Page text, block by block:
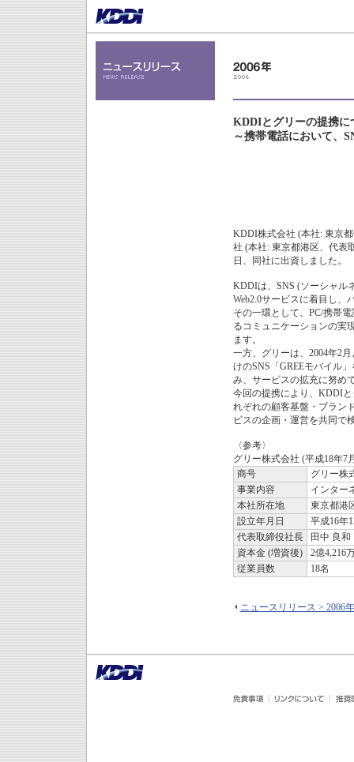
KDDIとグリーの提携に
～携帯電話において、
KDDI株式会社 (本社: 東京
社 (本社: 東京都港区、代表
日、同社に出資しました。
KDDIは、SNS (ソーシャル
Web2.0サービスに着目し
その一環として、PC/携帯
るコミュニケーションの実
ます。
一方、グリーは、2004年2
けのSNS「GREEモバイル
み、サービスの拡充に努め
今回の提携により、KDDI
れぞれの顧客基盤・ブラン
ビスの企画・運営を共同で
〈参考〉
グリー株式会社 (平成18年7
商号
グリー株
事業内容
インター
本社所在地
東京都港
設立年月日
平成16年
代表取締役社長
田中 良和
資本金 (増資後)
2億4,216
従業員数
18名
ニュースリリース > 2006年